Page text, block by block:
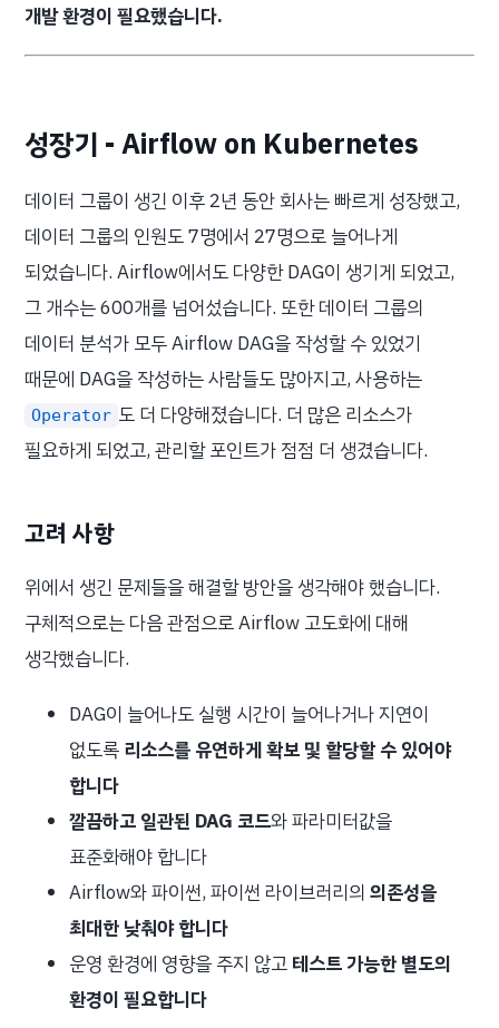
개발 환경이 필요했습니다.
성장기 - Airflow on Kubernetes
데이터 그룹이 생긴 이후 2년 동안 회사는 빠르게 성장했고,
데이터 그룹의 인원도 7명에서 27명으로 늘어나게
되었습니다. Airflow에서도 다양한 DAG이 생기게 되었고,
그 개수는 600개를 넘어섰습니다. 또한 데이터 그룹의
데이터 분석가 모두 Airflow DAG을 작성할 수 있었기
때문에 DAG을 작성하는 사람들도 많아지고, 사용하는
Operator 도 더 다양해졌습니다. 더 많은 리소스가
필요하게 되었고, 관리할 포인트가 점점 더 생겼습니다.
고려 사항
위에서 생긴 문제들을 해결할 방안을 생각해야 했습니다.
구체적으로는 다음 관점으로 Airflow 고도화에 대해
생각했습니다.
DAG이 늘어나도 실행 시간이 늘어나거나 지연이
없도록 리소스를 유연하게 확보 및 할당할 수 있어야
합니다
깔끔하고 일관된 DAG 코드와 파라미터값을
표준화해야 합니다
Airflow와 파이썬, 파이썬 라이브러리의 의존성을
최대한 낮춰야 합니다
운영 환경에 영향을 주지 않고 테스트 가능한 별도의
환경이 필요합니다